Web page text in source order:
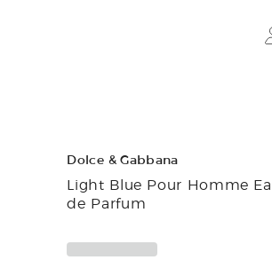
Dolce & Gabbana
Light Blue Pour Homme
de Parfum